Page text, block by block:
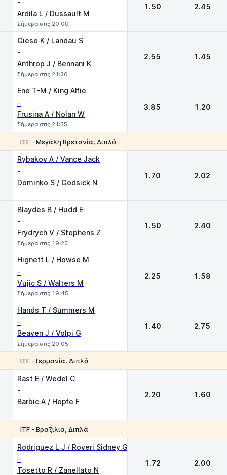
-
Ardila L / Dussault M
Σήμερα στις 20:00
1.50 2.45
Giese K / Landau S
-
Anthrop J / Bennani K
Σήμερα στις 21:30
2.55 1.45
Ene T-M / King Alfie
-
Frusina A / Nolan W
Σήμερα στις 21:55
3.85 1.20
ITF - Μεγάλη Βρετανία, Διπλά
Rybakov A / Vance Jack
-
Dominko S / Godsick N
1.70 2.02
Blaydes B / Hudd E
-
Frydrych V / Stephens Z
Σήμερα στις 19:25
1.50 2.40
Hignett L / Howse M
-
Vujic S / Walters M
Σήμερα στις 19:45
2.25 1.58
Hands T / Summers M
-
Beaven J / Volpi G
Σήμερα στις 20:05
1.40 2.75
ITF - Γερμανία, Διπλά
Rast E / Wedel C
-
Barbic A / Hopfe F
2.20 1.60
ITF - Βραζιλία, Διπλά
Rodriguez L J / Roveri Sidney G
-
Tosetto R / Zanellato N
1.72 2.00